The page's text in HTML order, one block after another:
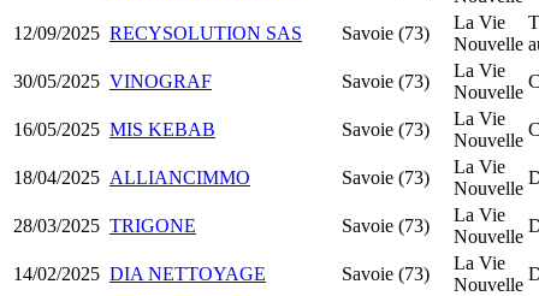
12/09/2025 RECYSOLUTION SAS Savoie (73)
La Vie
Nouvelle
30/05/2025 VINOGRAF Savoie (73)
La Vie
Nouvelle
16/05/2025 MIS KEBAB Savoie (73)
La Vie
Nouvelle
18/04/2025 ALLIANCIMMO Savoie (73)
La Vie
Nouvelle
28/03/2025 TRIGONE Savoie (73)
La Vie
Nouvelle
14/02/2025 DIA NETTOYAGE Savoie (73)
La Vie
Nouvelle